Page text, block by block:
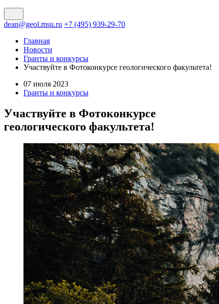
dean@geol.msu.ru +7 (495) 939-29-70
Главная
Новости
Гранты и конкурсы
Участвуйте в Фотоконкурсе геологического факультета!
07 июля 2023
Гранты и конкурсы
Участвуйте в Фотоконкурсе
геологического факультета!